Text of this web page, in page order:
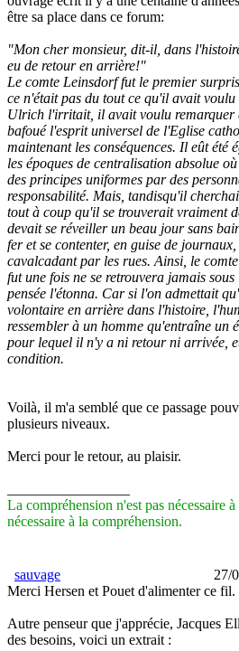
être sa place dans ce forum:
"Mon cher monsieur, dit-il, dans
eu de retour en arrière!"
Le comte Leinsdorf fut le premier
ce n'était pas du tout ce qu'il avait
Ulrich l'irritait, il avait voulu remarquer
bafoué l'esprit universel de l'Eglise
maintenant les conséquences. Il eût été
les époques de centralisation absolue
des principes uniformes par des
responsabilité. Mais, tandisqu'il
tout à coup qu'il se trouverait vraiment
devait se réveiller un beau jour sans
fer et se contenter, en guise de
cavalcadant par les rues. Ainsi, le
fut une fois ne se retrouvera jamais
pensée l'étonna. Car si l'on admettait
volontaire en arrière dans l'histoire,
ressembler à un homme qu'entraîne un
pour lequel il n'y a ni retour ni arrivée,
condition.
Voilà, il m'a semblé que ce passage
plusieurs niveaux.
Merci pour le retour, au plaisir.
La compréhension n'est pas nécessaire
nécessaire à la compréhension.
sauvage 27/
Merci Hersen et Pouet d'alimenter ce fil.
Autre penseur que j'apprécie, Jacques
des besoins, voici un extrait :